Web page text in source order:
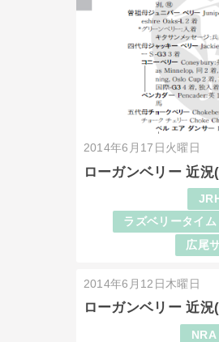
2014年6月17日火曜日
ローガンベリー 近況
ラズベリータイム
広尾
2014年6月12日木曜日
ローガンベリー 近況
NRA